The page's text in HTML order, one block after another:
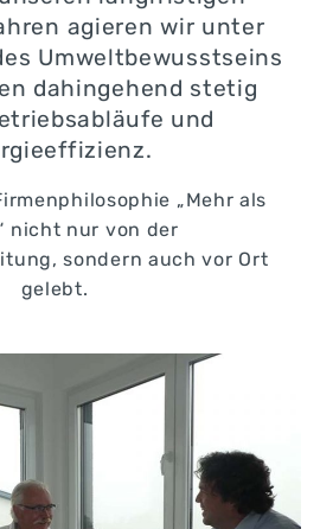
agieren wir unter
Umweltbewusstseins
dahingehend stetig
und
„Mehr als
nicht nur von der
sondern auch vor Ort
gelebt.